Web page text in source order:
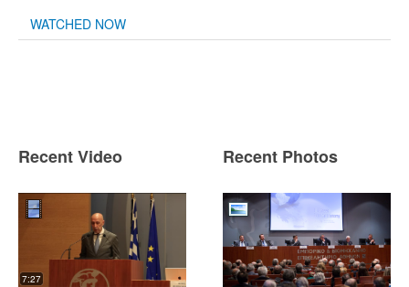
WATCHED NOW
Recent Video
7:27
Recent Photos